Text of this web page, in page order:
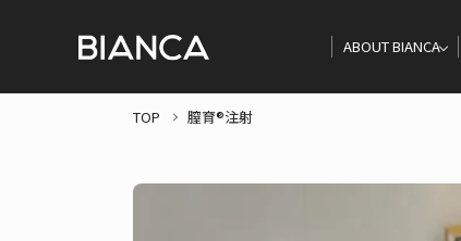
ABOUT BIANCA
TOP 膣育®注射